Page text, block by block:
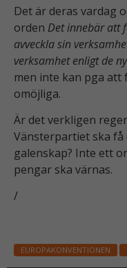
Det är deras vardag
orden Det innebär att
avveckla sin
verksamhet enligt de
men inte kan pga
omöjliga.
Är det verkligen
Vänsterpartiet ska
galenskap? Inte ett
pengar ska värnas.
/
EUROPAKONVENTIONEN